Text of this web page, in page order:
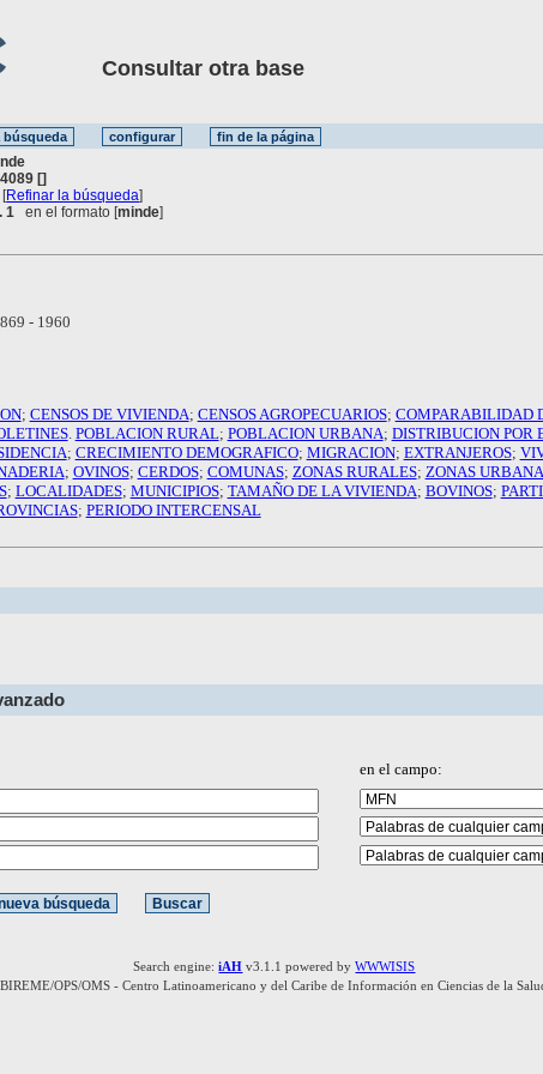
Consultar otra base
[]
[Refinar la búsqueda]
1 en el formato [minde]
- 1960
; CENSOS DE VIVIENDA; CENSOS AGROPECUARIOS; COMPARABILIDAD
. POBLACION RURAL; POBLACION URBANA; DISTRIBUCION POR
; CRECIMIENTO DEMOGRAFICO; MIGRACION; EXTRANJEROS;
; OVINOS; CERDOS; COMUNAS; ZONAS RURALES; ZONAS
; LOCALIDADES; MUNICIPIOS; TAMAÑO DE LA VIVIENDA; BOVINOS;
; PERIODO INTERCENSAL
en el campo:
Search engine:iAH v3.1.1 powered byWWWISIS
BIREME/OPS/OMS - Centro Latinoamericano y del Caribe de Información en Ciencias de la